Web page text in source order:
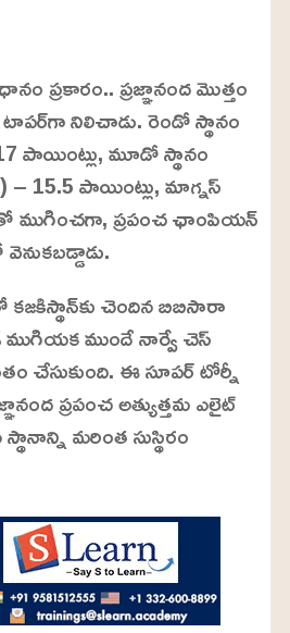
ప్రకారం.. ప్రజ్ఞానంద మొత్తం
నిలిచాడు. రెండో స్థానం
పాయింట్లు, మూడో స్థానం
– 15.5 పాయింట్లు, మాగ్నస్
ముగించగా, ప్రపంచ ఛాంపియన్
చెందిన బిబిసారా
ముందే నార్వే చెస్
చేసుకుంది. ఈ సూపర్ టోర్నీ
ప్రపంచ అత్యుత్తమ ఎలైట్
మరింత సుస్థిరం